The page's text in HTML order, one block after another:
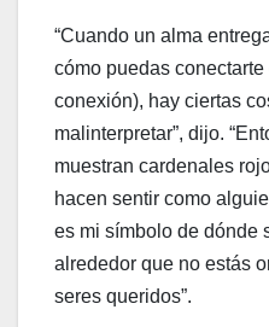
“Cuando un alma
cómo puedas
conexión), hay ciertas
malinterpretar”, dijo.
muestran cardenales
hacen sentir como
es mi símbolo de dónde
alrededor que no estás
seres queridos”.